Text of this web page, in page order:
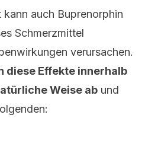
auch Buprenorphin
Schmerzmittel
verursachen.
diese Effekte innerhalb
Weise ab und